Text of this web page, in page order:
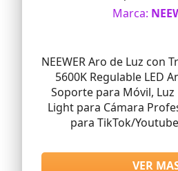
Marca:
NEEWER Aro de Luz con
5600K Regulable LED
Soporte para Móvil,
Light para Cámara
para TikTok/
VER